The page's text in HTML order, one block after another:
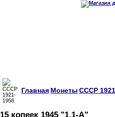
Главная Монеты СССР
15 копеек 1945 "1.1-А"